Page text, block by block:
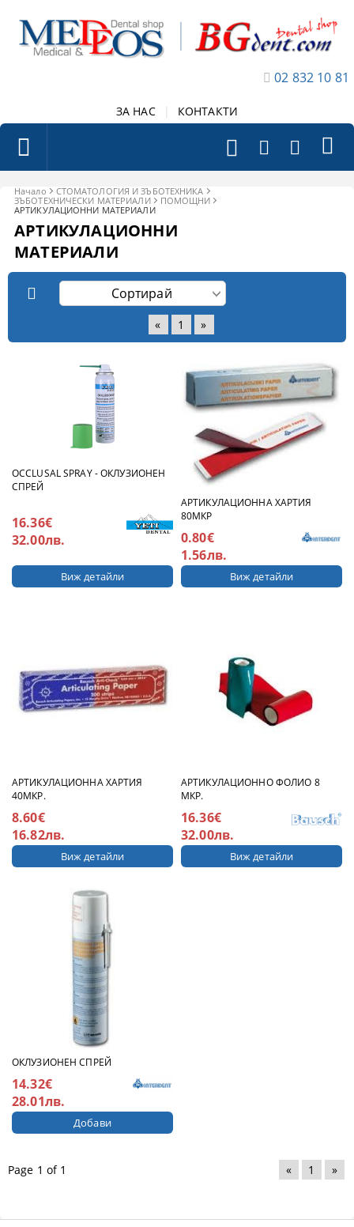
02 832 10 81
ЗА НАС КОНТАКТИ
Начало
СТОМАТОЛОГИЯ И ЗЪБОТЕХНИКА
ЗЪБОТЕХНИЧЕСКИ МАТЕРИАЛИ
ПОМОЩНИ
АРТИКУЛАЦИОННИ МАТЕРИАЛИ
АРТИКУЛАЦИОННИ
МАТЕРИАЛИ
« 1 »
OCCLUSAL SPRAY - ОКЛУЗИОНЕН
СПРЕЙ
16.36€
32.00лв.
Виж детайли
АРТИКУЛАЦИОННА ХАРТИЯ
80МКР
0.80€
1.56лв.
Виж детайли
АРТИКУЛАЦИОННА ХАРТИЯ
40МКР.
8.60€
16.82лв.
Виж детайли
АРТИКУЛАЦИОННO ФОЛИО 8
МКР.
16.36€
32.00лв.
Виж детайли
ОКЛУЗИОНЕН СПРЕЙ
14.32€
28.01лв.
Page 1 of 1 « 1 »